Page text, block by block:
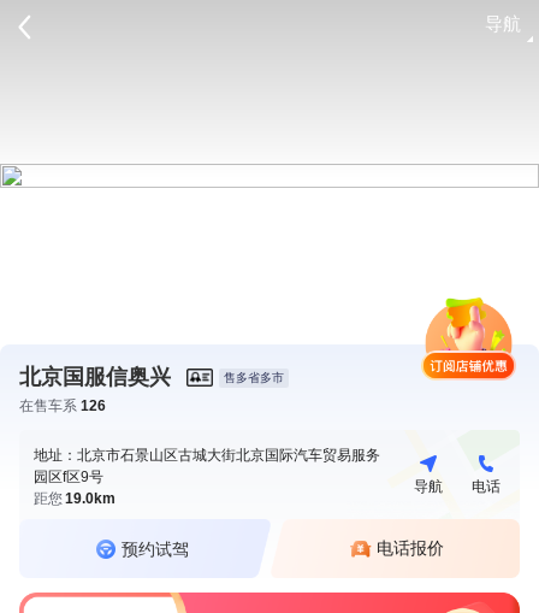
导航
北京国服信奥兴 售多省多市
在售车系 126
地址：北京市石景山区古城大街北京国际汽车贸易服务
园区f区9号
距您19.0km
导航 电话
预约试驾 电话报价